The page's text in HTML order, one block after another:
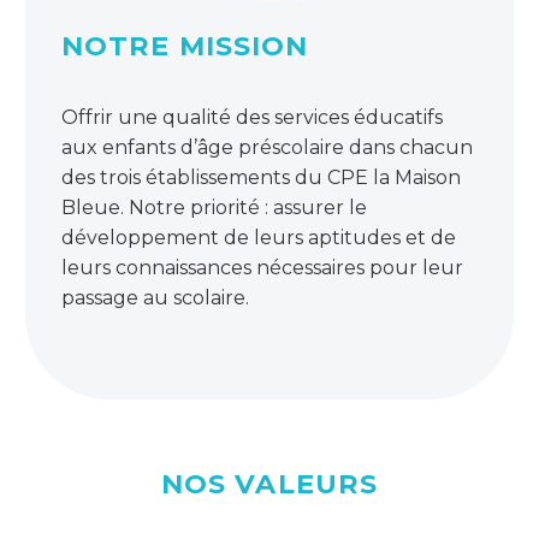
NOTRE MISSION
Offrir une qualité des services éducatifs
aux enfants d’âge préscolaire dans chacun
des trois établissements du CPE la Maison
Bleue. Notre priorité : assurer le
développement de leurs aptitudes et de
leurs connaissances nécessaires pour leur
passage au scolaire.
NOS VALEURS